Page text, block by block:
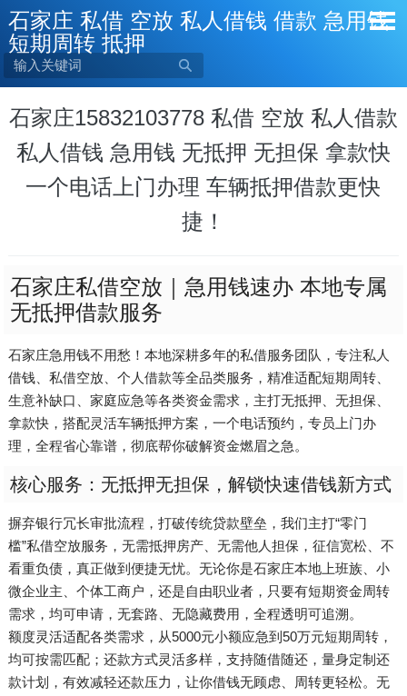
石家庄 私借 空放 私人借钱 借款 急用钱
短期周转 抵押

石家庄15832103778 私借 空放 私人借款
私人借钱 急用钱 无抵押 无担保 拿款快
一个电话上门办理 车辆抵押借款更快
捷！
石家庄私借空放｜急用钱速办 本地专属
无抵押借款服务
石家庄急用钱不用愁！本地深耕多年的私借服务团队，专注私人
借钱、私借空放、个人借款等全品类服务，精准适配短期周转、
生意补缺口、家庭应急等各类资金需求，主打无抵押、无担保、
拿款快，搭配灵活车辆抵押方案，一个电话预约，专员上门办
理，全程省心靠谱，彻底帮你破解资金燃眉之急。
核心服务：无抵押无担保，解锁快速借钱新方式
摒弃银行冗长审批流程，打破传统贷款壁垒，我们主打“零门
槛”私借空放服务，无需抵押房产、无需他人担保，征信宽松、不
看重负债，真正做到便捷无忧。无论你是石家庄本地上班族、小
微企业主、个体工商户，还是自由职业者，只要有短期资金周转
需求，均可申请，无套路、无隐藏费用，全程透明可追溯。
额度灵活适配各类需求，从5000元小额应急到50万元短期周转，
均可按需匹配；还款方式灵活多样，支持随借随还，量身定制还
款计划，有效减轻还款压力，让你借钱无顾虑、周转更轻松。无